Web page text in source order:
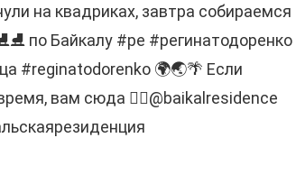
на квадриках, завтра собираемся
по Байкалу #ре #регинатодоренко
#reginatodorenko 🌍🌏🌴 Если
вам сюда 👉🏻@baikalresidence